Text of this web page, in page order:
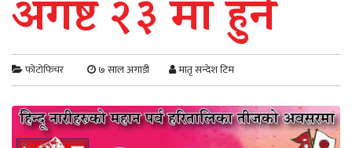
अगष्ट २३ मा हुने
फोटोफिचर ७ साल अगाडी मातृ सन्देश टिम